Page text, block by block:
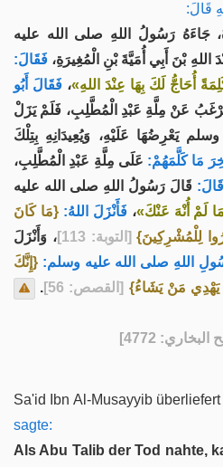
قَالَ:
جَاءَهُ رَسُولُ اللهِ صلى الله عليه
بْنَ أَبِي أُمَيَّةَ بْنِ الْمُغِيرَةِ، فَقَالَ:
كَلِمَةً أُحَاجُّ لَكَ بِهَا عِنْدَ اللهِ»، فَقَالَ أَبُو
عَنْ مِلَّةِ عَبْدِ الْمُطَّلِبِ، فَلَمْ يَزَلْ
يَعْرِضُهَا عَلَيْهِ، وَيُعِيدَانِهِ بِتِلْكَ
مَا كَلَّمَهُمْ: عَلَى مِلَّةِ عَبْدِ الْمُطَّلِبِ،
قَالَ: قَالَ رَسُولُ اللهِ صلى الله عليه
لَمْ أُنْهَ عَنْكَ»، فَأَنْزَلَ اللهُ: {مَا كَانَ
لِلْمُشْرِكِينَ} [التوبة: 113]
، وَأَنْزَلَ
اللهِ صلى الله عليه وسلم: {إِنَّكَ
يَهْدِي مَنْ يَشَاءُ} [القصص: 56] .
4772]
Sa'id Ibn Al-Musayyib
sagte:
Als Abu Talib der Tod nahte,